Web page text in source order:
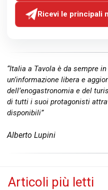
Ricevi le principali
“Italia a Tavola è da sempre
un’informazione libera e
dell’enogastronomia e del
di tutti i suoi protagonisti
disponibili”
Alberto Lupini
Articoli più letti